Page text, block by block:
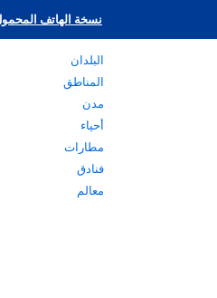
نسخة الهاتف
البلدان
المناطق
مدن
أحياء
مطارات
فنادق
معالم